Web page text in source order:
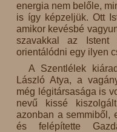
energia nem belőle,
is így képzeljük. Ott
amikor kevésbé
szavakkal az Istent
orientálódni egy ilyen
A Szentlélek
László Atya, a
még légitársasága is
nevű kissé
azonban a semmiből,
és felépítette